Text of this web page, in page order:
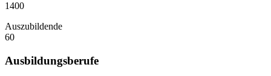
1400
Auszubildende
60
Ausbildungsberufe